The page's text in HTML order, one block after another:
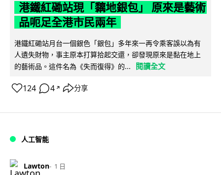
港鐵紅磡站現「黐地銀包」 原來是藝術
品呃足全港市民兩年
港鐵紅磡站月台一個銀色「銀包」多年來一再令乘客誤以為有
人遺失財物，事主原本打算拾起交還，卻發現原來是黏在地上
的藝術品。這件名為《失而復得》的...
閱讀全文
124 4 ↗ 分享
人工智能
Lawton 1 日